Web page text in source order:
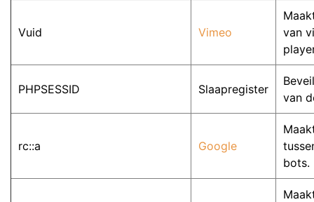
Vuid Vimeo
van
PHPSESSID Slaapregister
van
rc::a Google
bots.